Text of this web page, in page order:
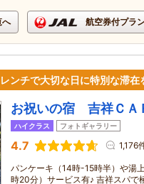
へ 航空券付プラ
ンチで大切な日に特別な滞在
お祝いの宿 吉祥ＣＡ
ハイクラス フォトギャラリー
4.7 1,176
パンケーキ（14時-15時半）や湯
時20分）サービス有♪ 吉祥スパで